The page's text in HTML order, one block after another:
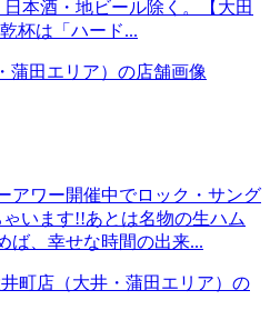
本酒・地ビール除く。【大田
杯は「ハード...
アワー開催中でロック・サング
います!!あとは名物の生ハム
ば、幸せな時間の出来...